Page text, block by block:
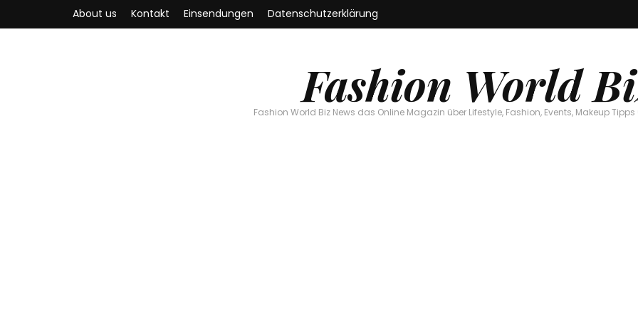
About us Kontakt Einsendungen Datenschutzerklärung
Fashion World
Fashion World Biz News das Online Magazin über Lifestyle, Fashion, Events, Makeup